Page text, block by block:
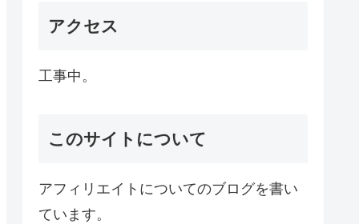
アクセス
工事中。
このサイトについて
アフィリエイトについてのブログを書い
ています。